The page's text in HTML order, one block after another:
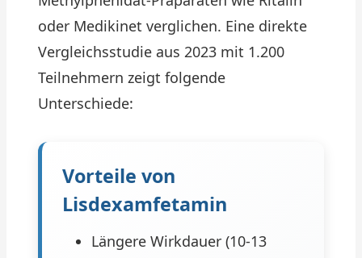
oder Medikinet verglichen. Eine direkte
Vergleichsstudie aus 2023 mit 1.200
Teilnehmern zeigt folgende
Unterschiede:
Vorteile von
Lisdexamfetamin
Längere Wirkdauer (10-13